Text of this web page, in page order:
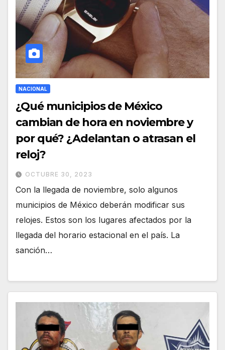
NACIONAL
¿Qué municipios de México
cambian de hora en noviembre y
por qué? ¿Adelantan o atrasan el
reloj?
OCTUBRE 30, 2023
Con la llegada de noviembre, solo algunos
municipios de México deberán modificar sus
relojes. Estos son los lugares afectados por la
llegada del horario estacional en el país. La
sanción…